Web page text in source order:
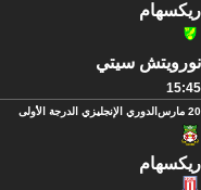
ريكسهام
نورويتش سيتي
15:45
20 مارس الدوري الإنجليزي الدرجة الأولى
ريكسهام